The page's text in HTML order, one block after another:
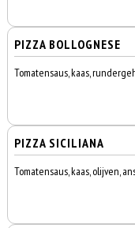
PIZZA BOLLOGNESE
Tomatensaus, kaas,
PIZZA SICILIANA
Tomatensaus, kaas, olijven,